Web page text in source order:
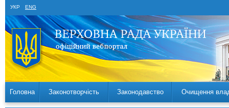
УКР ENG
Головна Законотворчість Законодавство Очищення